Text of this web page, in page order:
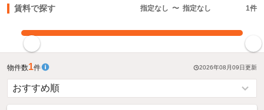
賃料で探す 指定なし 〜 指定なし 1件
物件数1件 2026年08月09日更新